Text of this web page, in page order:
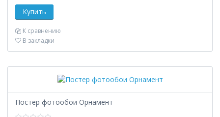
К сравнению
В закладки
Постер фотообои Орнамент